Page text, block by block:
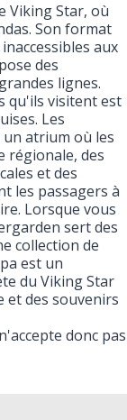
Viking Star, où
Son format
aux
des
lignes.
qu'ils visitent est
Les
atrium où les
régionale, des
et des
les passagers à
Lorsque vous
sert des
collection de
est un
du Viking Star
et des souvenirs
donc pas